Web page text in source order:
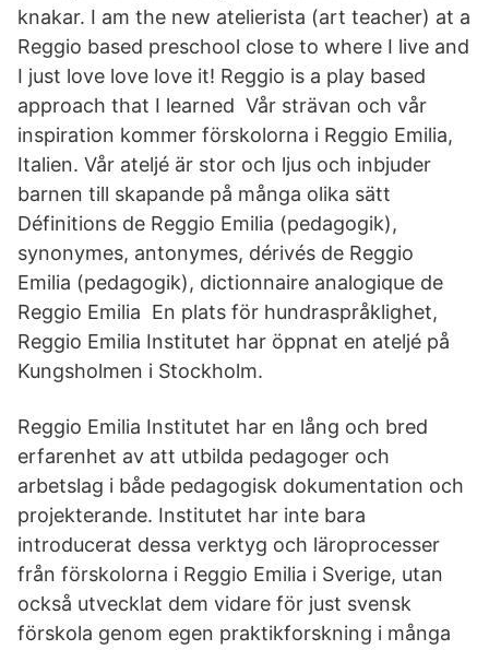
knakar. I am the new atelierista (art teacher) at a
Reggio based preschool close to where I live and
I just love love love it! Reggio is a play based
approach that I learned Vår strävan och vår
inspiration kommer förskolorna i Reggio Emilia,
Italien. Vår ateljé är stor och ljus och inbjuder
barnen till skapande på många olika sätt
Définitions de Reggio Emilia (pedagogik),
synonymes, antonymes, dérivés de Reggio
Emilia (pedagogik), dictionnaire analogique de
Reggio Emilia En plats för hundraspråklighet,
Reggio Emilia Institutet har öppnat en ateljé på
Kungsholmen i Stockholm.
Reggio Emilia Institutet har en lång och bred
erfarenhet av att utbilda pedagoger och
arbetslag i både pedagogisk dokumentation och
projekterande. Institutet har inte bara
introducerat dessa verktyg och läroprocesser
från förskolorna i Reggio Emilia i Sverige, utan
också utvecklat dem vidare för just svensk
förskola genom egen praktikforskning i många